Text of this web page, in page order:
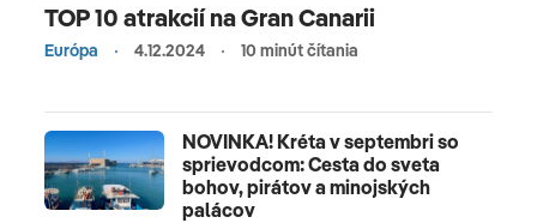
TOP 10 atrakcií na Gran Canarii
Európa 4.12.2024 10 minút čítania
NOVINKA! Kréta v septembri so
sprievodcom: Cesta do sveta
bohov, pirátov a minojských
palácov